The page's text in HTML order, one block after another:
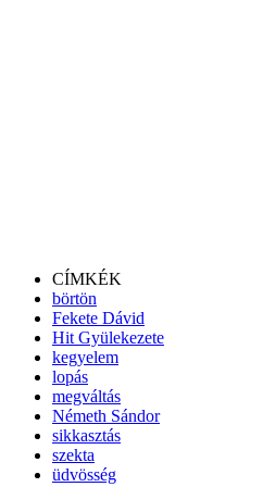
CÍMKÉK
börtön
Fekete Dávid
Hit Gyülekezete
kegyelem
lopás
megváltás
Németh Sándor
sikkasztás
szekta
üdvösség